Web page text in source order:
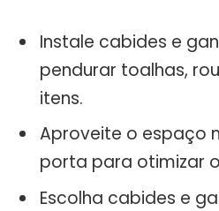
Instale cabides e
pendurar toalhas,
itens.
Aproveite o espaço
porta para otimizar
Escolha cabides e